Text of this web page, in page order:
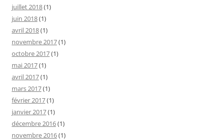
juillet 2018(1)
juin 2018(1)
avril 2018(1)
novembre 2017(1)
octobre 2017(1)
mai 2017(1)
avril 2017(1)
mars 2017(1)
février 2017(1)
janvier 2017(1)
décembre 2016(1)
novembre 2016(1)